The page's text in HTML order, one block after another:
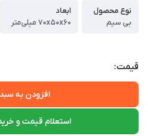
نوع محصول
بی سیم
ابعاد
۷۰x۵۰x۶۰ میلی‌متر
قیمت:
افزودن به
استعلام قیمت و